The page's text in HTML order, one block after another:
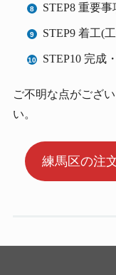
STEP8 重要
STEP9 着工(
STEP10 完成
ご不明な点がござ
い。
練馬区の注